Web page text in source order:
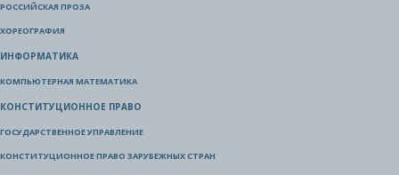
РОССИЙСКАЯ ПРОЗА
ХОРЕОГРАФИЯ
ИНФОРМАТИКА
КОМПЬЮТЕРНАЯ МАТЕМАТИКА
КОНСТИТУЦИОННОЕ ПРАВО
ГОСУДАРСТВЕННОЕ УПРАВЛЕНИЕ
КОНСТИТУЦИОННОЕ ПРАВО ЗАРУБЕЖНЫХ СТРАН